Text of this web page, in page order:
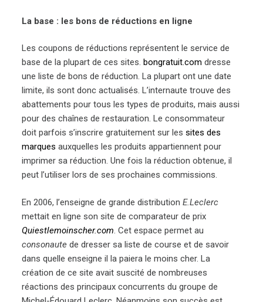
La base : les bons de réductions en ligne
Les coupons de réductions représentent le service de
base de la plupart de ces sites.bongratuit.com dresse
une liste de bons de réduction. La plupart ont une date
limite, ils sont donc actualisés. L’internaute trouve des
abattements pour tous les types de produits, mais aussi
pour des chaînes de restauration. Le consommateur
doit parfois s’inscrire gratuitement sur lessites des
marques auxquelles les produits appartiennent pour
imprimer sa réduction. Une fois la réduction obtenue, il
peut l’utiliser lors de ses prochaines commissions.
En 2006, l’enseigne de grande distributionE.Leclerc
mettait en ligne son site de comparateur de prix
Quiestlemoinscher.com . Cet espace permet au
consonaute de dresser sa liste de course et de savoir
dans quelle enseigne il la paiera le moins cher. La
création de ce site avait suscité de nombreuses
réactions des principaux concurrents du groupe de